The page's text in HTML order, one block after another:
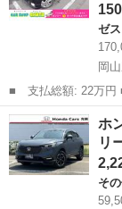
ゼス
岡
■ 支払総額: 22万円 ■ 車両本体価格： 150,000 円 ■ メーカー
名： ホンダ ■ 車
Ｒスポ メモリーナ
トエアコン パワ...
岡山 岡山市
ホ
リ
そ